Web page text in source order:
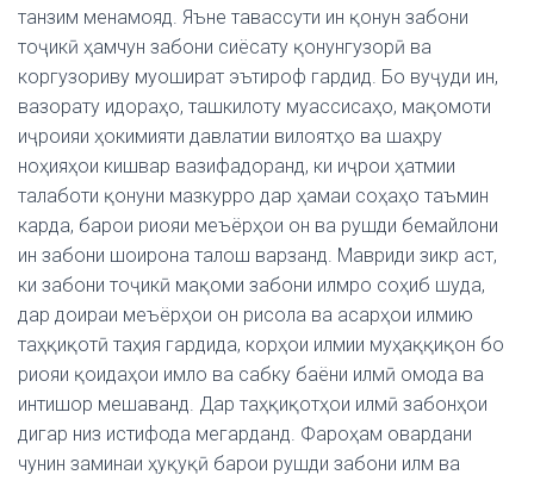
танзим менамояд. Яъне тавассути ин қонун забони
тоҷикӣ ҳамчун забони сиёсату қонунгузорӣ ва
коргузориву муошират эътироф гардид. Бо вуҷуди ин,
вазорату идораҳо, ташкилоту муассисаҳо, мақомоти
иҷроияи ҳокимияти давлатии вилоятҳо ва шаҳру
ноҳияҳои кишвар вазифадоранд, ки иҷрои ҳатмии
талаботи қонуни мазкурро дар ҳамаи соҳаҳо таъмин
карда, барои риояи меъёрҳои он ва рушди бемайлони
ин забони шоирона талош варзанд. Мавриди зикр аст,
ки забони тоҷикӣ мақоми забони илмро соҳиб шуда,
дар доираи меъёрҳои он рисола ва асарҳои илмию
таҳқиқотӣ таҳия гардида, корҳои илмии муҳаққиқон бо
риояи қоидаҳои имло ва сабку баёни илмӣ омода ва
интишор мешаванд. Дар таҳқиқотҳои илмӣ забонҳои
дигар низ истифода мегарданд. Фароҳам овардани
чунин заминаи ҳуқуқӣ барои рушди забони илм ва